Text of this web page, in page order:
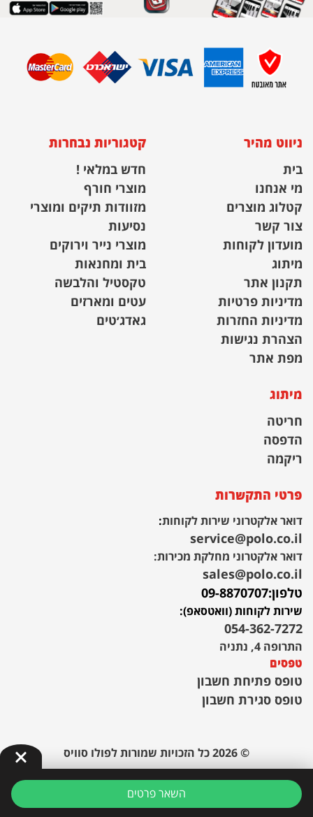
ניווט מהיר
בית
מי אנחנו
קטלוג מוצרים
צור קשר
מועדון לקוחות
מיתוג
תקנון אתר
מדיניות פרטיות
מדיניות החזרות
הצהרת נגישות
מפת אתר
קטגוריות נבחרות
חדש במלאי !
מוצרי חורף
מזוודות תיקים ומוצרי
נסיעות
מוצרי נייר וירוקים
בית ומחנאות
טקסטיל והלבשה
עטים ומארזים
גאדג׳טים
מיתוג
חריטה
הדפסה
ריקמה
פרטי התקשרות
דואר אלקטרוני שירות לקוחות:
service@polo.co.il
דואר אלקטרוני מחלקת מכירות:
sales@polo.co.il
טלפון:09-8870707
שירות לקוחות (וואטסאפ):
054-362-7272
התרופה 4, נתניה
טפסים
טופס פתיחת חשבון
טופס סגירת חשבון
© 2026 כל הזכויות שמורות לפולו סוויס
POWERED BYהשאר פרטים